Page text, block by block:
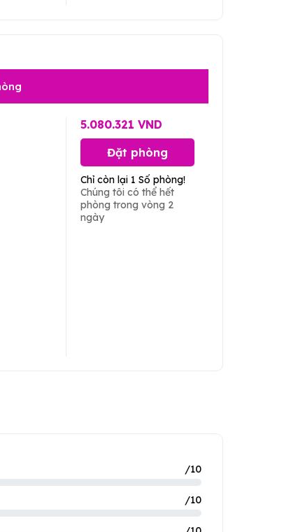
5.080.321 VND
Đặt phòng
Chỉ còn lại 1 Số phòng!
Chúng tôi có thể hết
phòng trong vòng 2
ngày
/10
/10